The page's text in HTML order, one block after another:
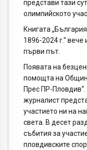
представи тази
олимпийското
Книгата
1896-2024 г.“ вече
първи път.
​Появата на
помощта на
Прес ПР-
журналист
участието ни на
света. В десет
събития за
пловдивските